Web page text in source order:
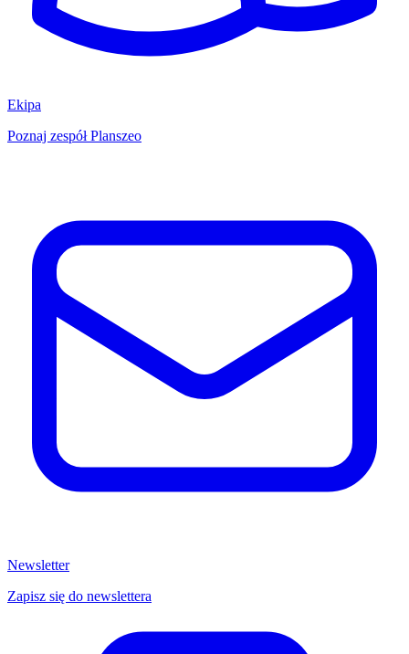
Ekipa
Poznaj zespół Planszeo
Newsletter
Zapisz się do newslettera